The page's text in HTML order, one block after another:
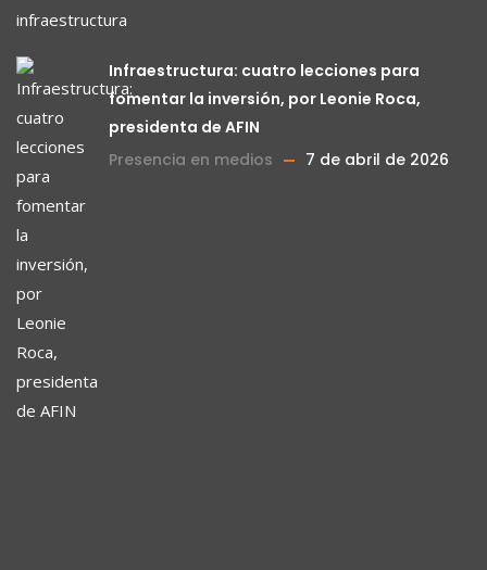
Infraestructura: cuatro lecciones para
fomentar la inversión, por Leonie Roca,
presidenta de AFIN
Presencia en medios
7 de abril de 2026